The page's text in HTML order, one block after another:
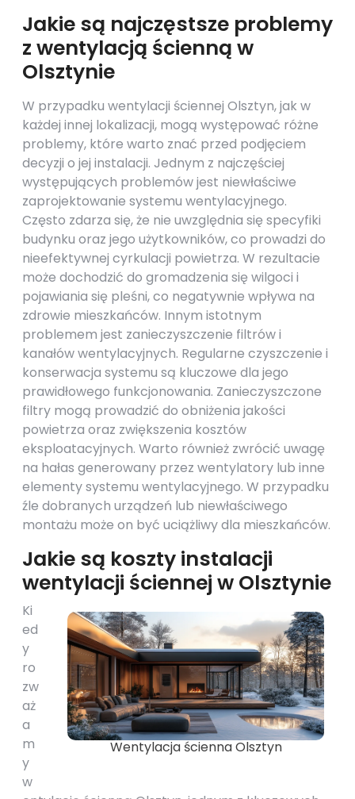
Jakie są najczęstsze problemy
z wentylacją ścienną w
Olsztynie
W przypadku wentylacji ściennej Olsztyn, jak w
każdej innej lokalizacji, mogą występować różne
problemy, które warto znać przed podjęciem
decyzji o jej instalacji. Jednym z najczęściej
występujących problemów jest niewłaściwe
zaprojektowanie systemu wentylacyjnego.
Często zdarza się, że nie uwzględnia się specyfiki
budynku oraz jego użytkowników, co prowadzi do
nieefektywnej cyrkulacji powietrza. W rezultacie
może dochodzić do gromadzenia się wilgoci i
pojawiania się pleśni, co negatywnie wpływa na
zdrowie mieszkańców. Innym istotnym
problemem jest zanieczyszczenie filtrów i
kanałów wentylacyjnych. Regularne czyszczenie i
konserwacja systemu są kluczowe dla jego
prawidłowego funkcjonowania. Zanieczyszczone
filtry mogą prowadzić do obniżenia jakości
powietrza oraz zwiększenia kosztów
eksploatacyjnych. Warto również zwrócić uwagę
na hałas generowany przez wentylatory lub inne
elementy systemu wentylacyjnego. W przypadku
źle dobranych urządzeń lub niewłaściwego
montażu może on być uciążliwy dla mieszkańców.
Jakie są koszty instalacji
wentylacji ściennej w Olsztynie
Wentylacja ścienna Olsztyn
Ki
ed
y
ro
zw
aż
a
m
y
w